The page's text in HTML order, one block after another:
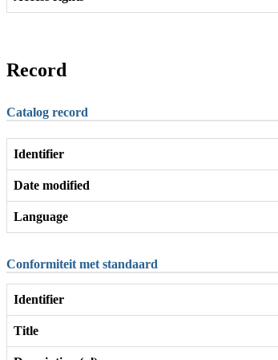
Record
Catalog record
Identifier
Date modified
Language
Conformiteit met standaard
Identifier
Title